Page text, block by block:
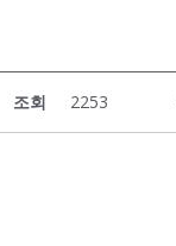
조회 2253